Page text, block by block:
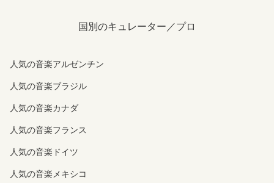
国別のキュレーター／プロ
人気の音楽アルゼンチン
人気の音楽ブラジル
人気の音楽カナダ
人気の音楽フランス
人気の音楽ドイツ
人気の音楽メキシコ